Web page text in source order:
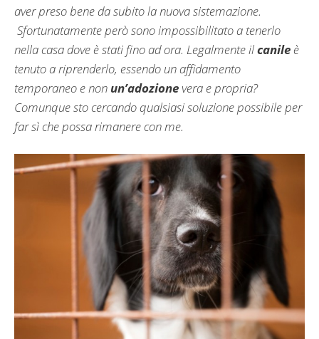
aver preso bene da subito la nuova sistemazione.
Sfortunatamente però sono impossibilitato a tenerlo
nella casa dove è stati fino ad ora. Legalmente ilcanileè
tenuto a riprenderlo, essendo un affidamento
temporaneo e non un’adozione vera e propria?
Comunque sto cercando qualsiasi soluzione possibile per
far sì che possa rimanere con me.